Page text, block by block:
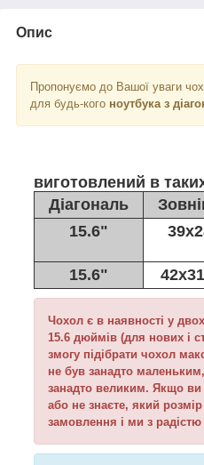
Опис
Пропонуємо до Вашої уваги
для будь-кого ноутбука з
виготовлений в
Діагональ
15.6"
15.6"
Чохол є в наявності у
15.6 дюймів (для нових і
змогу підібрати чохол
не був занадто
занадто великим. Якщо ви
або не знаєте, який
замовлення і ми з